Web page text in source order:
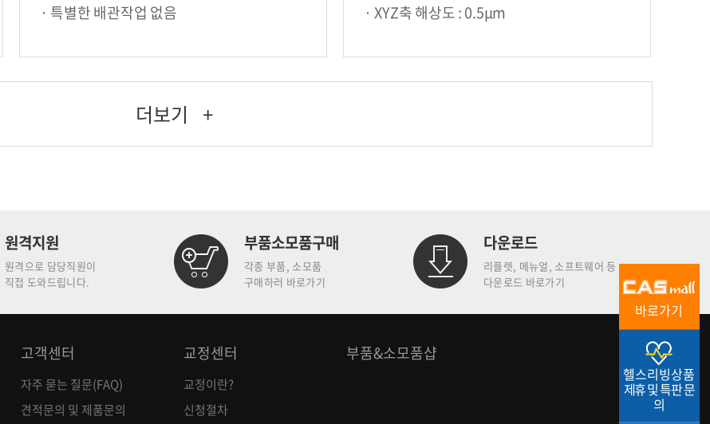
· 특별한 배관작업 없음
· XYZ축 해상도 : 0.5μm
더보기 +
원격지원
원격으로 담당직원이
직접 도와드립니다.
부품소모품구매
각종 부품, 소모품
구매하러 바로가기
다운로드
리플렛, 메뉴얼, 소프트웨어 등
다운로드 바로가기
고객센터
자주 묻는 질문(FAQ)
견적문의 및 제품문의
교정센터
교정이란?
신청절차
부품&소모품샵
바로가기
헬스리빙상품
제휴 및 특판 문
의